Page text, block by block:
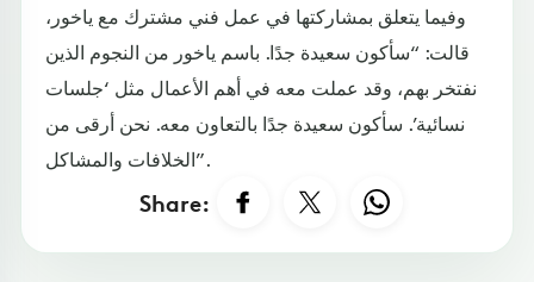
وفيما يتعلق بمشاركتها في عمل فني مشترك مع ياخور،
قالت: “سأكون سعيدة جدًا. باسم ياخور من النجوم الذين
نفتخر بهم، وقد عملت معه في أهم الأعمال مثل ‘جلسات
نسائية’. سأكون سعيدة جدًا بالتعاون معه. نحن أرقى من
الخلافات والمشاكل”.
Share: